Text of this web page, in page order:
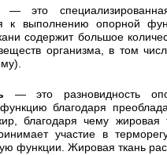
— это специализированная
к выполнению опорной
содержит большое
веществ организма, в том
— это разновидность
благодаря
благодаря чему
участие в
функции. Жировая ткань
flamingo-nn.gif"
на сайт"